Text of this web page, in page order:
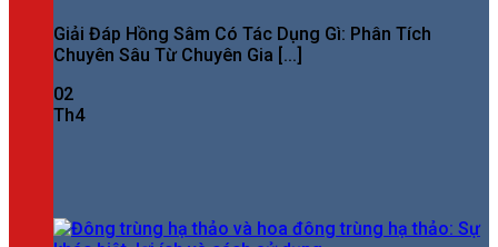
Giải Đáp Hồng Sâm Có Tác Dụng Gì: Phân Tích
Chuyên Sâu Từ Chuyên Gia [...]
02
Th4